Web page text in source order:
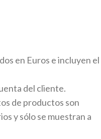
en Euros e incluyen el
del cliente.
de productos son
y sólo se muestran a